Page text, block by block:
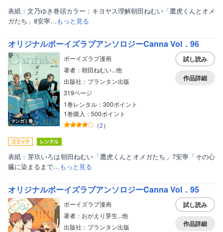
表紙：文乃ゆき巻頭カラー：キヨヤス理解朝田ねむい「鷹虎くんとオメ
ガたち」8安寧…もっと見る
オリジナルボーイズラブアンソロジーCanna Vol．96
マンガ｜巻
ボーイズラブ漫画
著者：朝田ねむい...他
出版社：プランタン出版
319ページ
1巻レンタル：300ポイント
1巻購入：500ポイント
（2）
試し読み
作品詳細
表紙：芽玖いろは朝田ねむい「鷹虎くんとオメガたち」7安寧「その心
臓に染まるまで…もっと見る
オリジナルボーイズラブアンソロジーCanna Vol．95
ボーイズラブ漫画
著者：おがえり芽生...他
出版社：プランタン出版
試し読み
作品詳細